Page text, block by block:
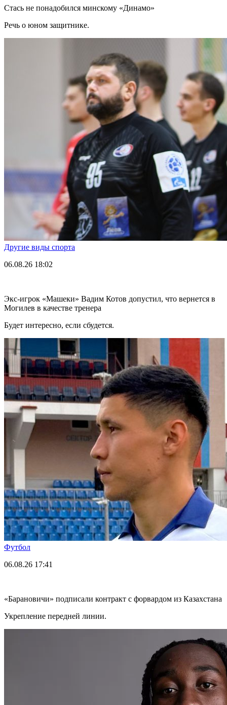
Стась не понадобился минскому «Динамо»
Речь о юном защитнике.
Другие виды спорта
06.08.26 18:02
Экс-игрок «Машеки» Вадим Котов допустил, что вернется в
Могилев в качестве тренера
Будет интересно, если сбудется.
Футбол
06.08.26 17:41
«Барановичи» подписали контракт с форвардом из Казахстана
Укрепление передней линии.